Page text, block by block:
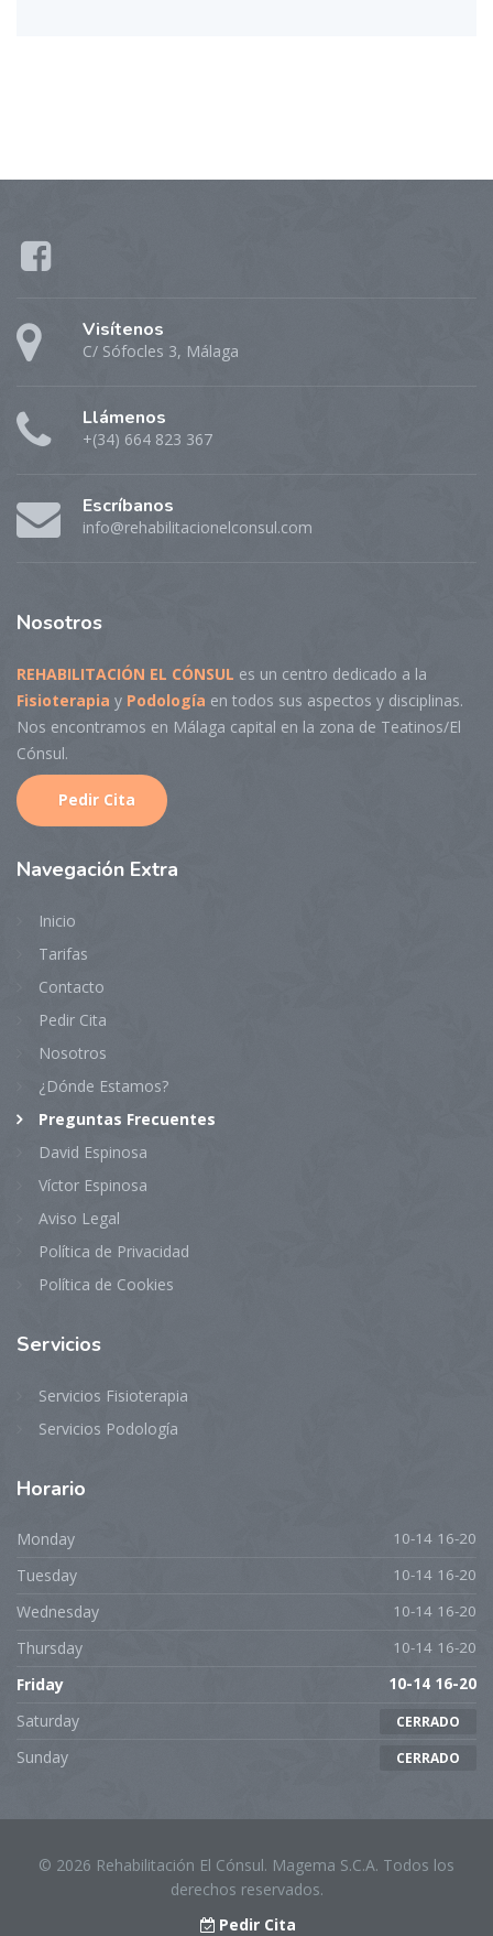
Visítenos
C/ Sófocles 3, Málaga
Llámenos
+(34) 664 823 367
Escríbanos
info@rehabilitacionelconsul.com
Nosotros
REHABILITACIÓN EL CÓNSUL es un centro dedicado a la
Fisioterapia y Podología en todos sus aspectos y disciplinas.
Nos encontramos en Málaga capital en la zona de Teatinos/El
Cónsul.
Pedir Cita
Navegación Extra
Inicio
Tarifas
Contacto
Pedir Cita
Nosotros
¿Dónde Estamos?
Preguntas Frecuentes
David Espinosa
Víctor Espinosa
Aviso Legal
Política de Privacidad
Política de Cookies
Servicios
Servicios Fisioterapia
Servicios Podología
Horario
Monday 10-14 16-20
Tuesday 10-14 16-20
Wednesday 10-14 16-20
Thursday 10-14 16-20
Friday 10-14 16-20
Saturday CERRADO
Sunday CERRADO
© 2026 Rehabilitación El Cónsul. Magema S.C.A. Todos los
derechos reservados.
Pedir Cita